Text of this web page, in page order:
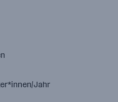
Jahr